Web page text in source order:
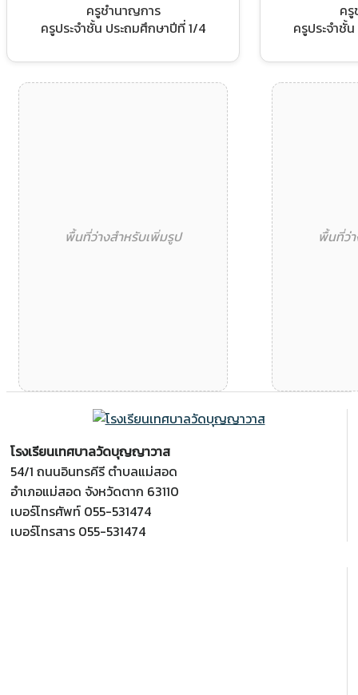
ครูชำนาญการ
ครูประจำชั้น ประถมศึกษาปีที่ 1/4
ค
ครูประจำชั้
พื้นที่ว่างสำหรับเพิ่มรูป พื้นที่ว่
โรงเรียนเทศบาลวัดบุญญาวาส
54/1 ถนนอินทรคีรี ตำบลแม่สอด
อำเภอแม่สอด จังหวัดตาก 63110
เบอร์โทรศัพท์ 055-531474
เบอร์โทรสาร 055-531474